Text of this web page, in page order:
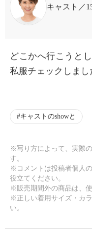
キャスト
どこかへ行こうと
私服チェックしまし
キャストのshowと
※写り方によって、実際
す。
※コメントは投稿者個人
役立てください。
※販売期間外の商品は、
※正しい着用サイズ・カ
い。